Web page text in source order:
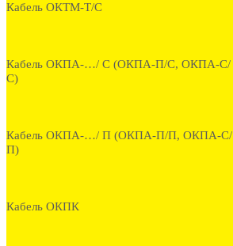
Кабель ОКТМ-Т/С
Кабель ОКПА-…/ С (ОКПА-П/С, ОКПА-С/
С)
Кабель ОКПА-…/ П (ОКПА-П/П, ОКПА-С/
П)
Кабель ОКПК